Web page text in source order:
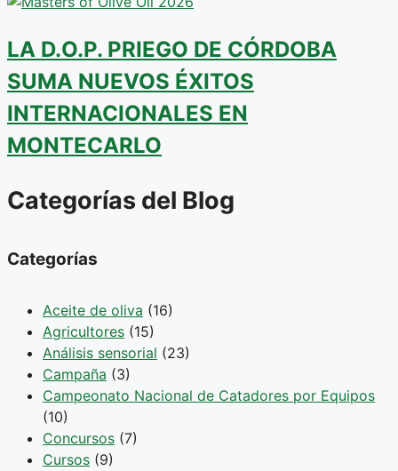
LA D.O.P. PRIEGO DE CÓRDOBA
SUMA NUEVOS ÉXITOS
INTERNACIONALES EN
MONTECARLO
Categorías del Blog
Categorías
Aceite de oliva (16)
Agricultores (15)
Análisis sensorial (23)
Campaña (3)
Campeonato Nacional de Catadores por Equipos
(10)
Concursos (7)
Cursos (9)